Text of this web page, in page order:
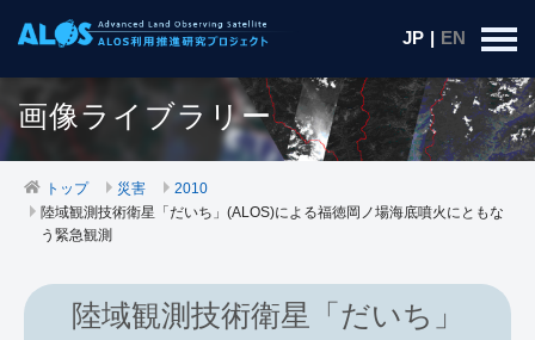
JP | EN
画像ライブラリー
トップ 災害
2010
陸域観測技術衛星「だいち」(ALOS)による福徳岡ノ場海底噴火にともな
う緊急観測
陸域観測技術衛星「だいち」